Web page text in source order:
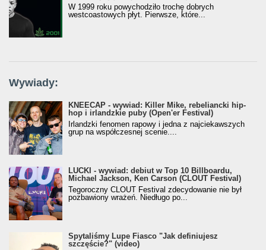
W 1999 roku powychodziło trochę dobrych
westcoastowych płyt. Pierwsze, które...
Wywiady:
KNEECAP - wywiad: Killer Mike, rebeliancki hip-
hop i irlandzkie puby (Open'er Festival)
Irlandzki fenomen rapowy i jedna z najciekawszych
grup na współczesnej scenie....
LUCKI - wywiad: debiut w Top 10 Billboardu,
Michael Jackson, Ken Carson (CLOUT Festival)
Tegoroczny CLOUT Festival zdecydowanie nie był
pozbawiony wrażeń. Niedługo po...
Spytaliśmy Lupe Fiasco "Jak definiujesz
szczęście?" (video)